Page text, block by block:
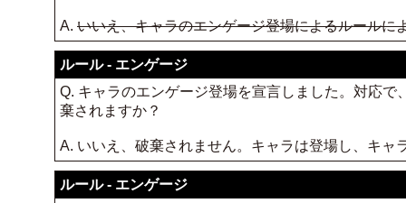
A. いいえ、キャラのエンゲージ登場によるルールに
ルール - エンゲージ
Q. キャラのエンゲージ登場を宣言しました。対応
棄されますか？
A. いいえ、破棄されません。キャラは登場し、キ
ルール - エンゲージ